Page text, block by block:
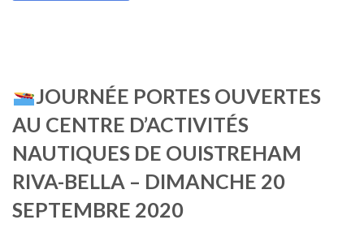
JOURNÉE PORTES OUVERTES
AU CENTRE D’ACTIVITÉS
NAUTIQUES DE OUISTREHAM
RIVA-BELLA – DIMANCHE 20
SEPTEMBRE 2020